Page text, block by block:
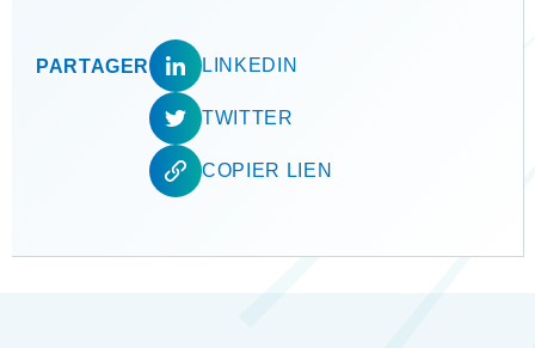
PARTAGER LINKEDIN
TWITTER
COPIER LIEN